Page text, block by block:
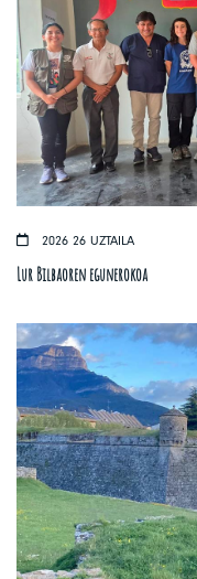
2026 26 UZTAILA
Lur Bilbaoren egunerokoa